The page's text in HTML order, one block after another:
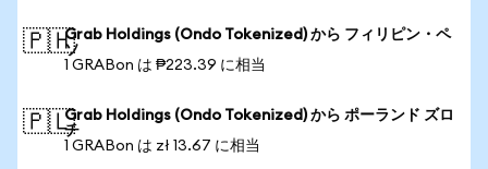
🇵🇭Grab Holdings (Ondo Tokenized) から フィリピン・ペ
ソ
1 GRABon は ₱223.39 に相当
🇵🇱Grab Holdings (Ondo Tokenized) から ポーランド ズロ
チ
1 GRABon は zł 13.67 に相当